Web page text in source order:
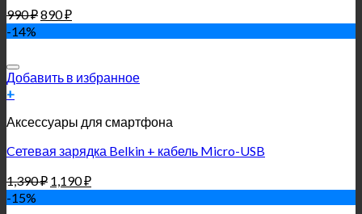
990₽890₽
-14%
Добавить в избранное
+
Аксессуары для смартфона
Cетевая зарядка Belkin + кабель Micro-USB
1,390₽ 1,190₽
-15%